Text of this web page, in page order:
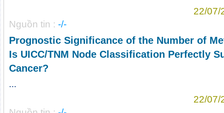
22/07/
Nguồn tin : -/-
Prognostic Significance of the Number of
Is UICC/TNM Node Classification Perfectly
Cancer?
...
22/07/